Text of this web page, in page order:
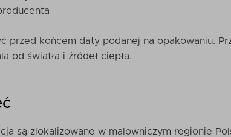
przed końcem daty podanej na opakowaniu.
od światła i źródeł ciepła.
są zlokalizowane w malowniczym regionie